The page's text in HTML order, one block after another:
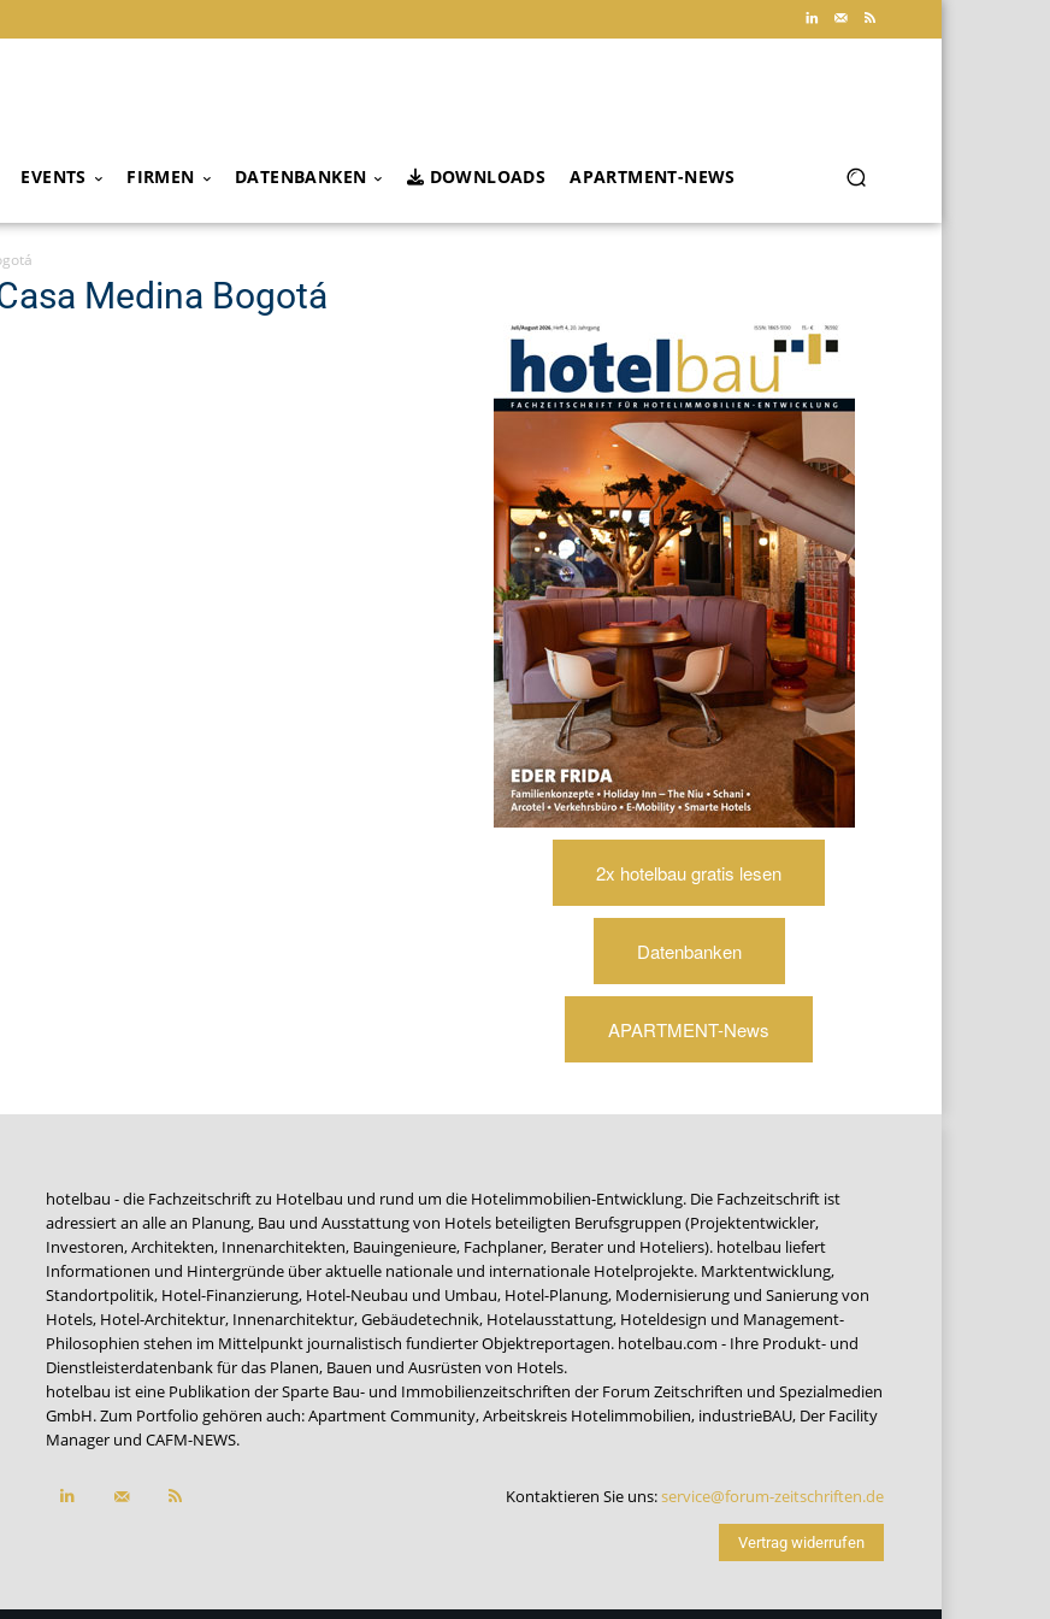
EVENTS FIRMEN DATENBANKEN DOWNLOADS APARTMENT-NEWS
Medina Bogotá
2x hotelbau gratis lesen
Datenbanken
APARTMENT-News
hotelbau - die Fachzeitschrift zu Hotelbau und rund um die Hotelimmobilien-Entwicklung. Die Fachzeitschrift ist
adressiert an alle an Planung, Bau und Ausstattung von Hotels beteiligten Berufsgruppen (Projektentwickler,
Investoren, Architekten, Innenarchitekten, Bauingenieure, Fachplaner, Berater und Hoteliers). hotelbau liefert
Informationen und Hintergründe über aktuelle nationale und internationale Hotelprojekte. Marktentwicklung,
Standortpolitik, Hotel-Finanzierung, Hotel-Neubau und Umbau, Hotel-Planung, Modernisierung und Sanierung von
Hotels, Hotel-Architektur, Innenarchitektur, Gebäudetechnik, Hotelausstattung, Hoteldesign und Management-
Philosophien stehen im Mittelpunkt journalistisch fundierter Objektreportagen. hotelbau.com - Ihre Produkt- und
Dienstleisterdatenbank für das Planen, Bauen und Ausrüsten von Hotels.
hotelbau ist eine Publikation der Sparte Bau- und Immobilienzeitschriften der Forum Zeitschriften und Spezialmedien
GmbH. Zum Portfolio gehören auch:Apartment Community,Arbeitskreis Hotelimmobilien, industrieBAU, Der Facility
Manager und CAFM-NEWS.
Kontaktieren Sie uns:service@forum-zeitschriften.de
Vertrag widerrufen